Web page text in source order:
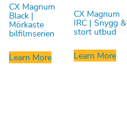
CX Magnum
Black |
Mörkaste
bilfilmserien
Learn More
CX Magnum
IRC | Snygg &
stort utbud
Learn More